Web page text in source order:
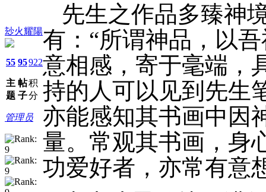
玅火耀陽
55
主
题
95
帖
子
922
积
分
管理员
先生之作品多臻神
有：“所谓神品，以
意相感，寄于毫端，
持的人可以见到先生
亦能感知其书画中因
量。常观其书画，身
功爱好者，亦常有意